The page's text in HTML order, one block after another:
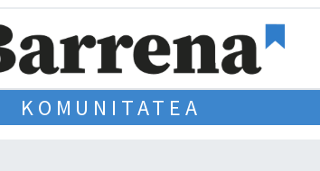
KOMUNITATEA